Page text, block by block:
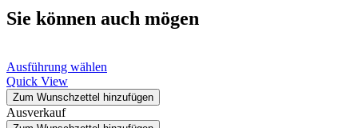
Sie können auch mögen
Ausführung wählen
Quick View
Zum Wunschzettel hinzufügen
Ausverkauf